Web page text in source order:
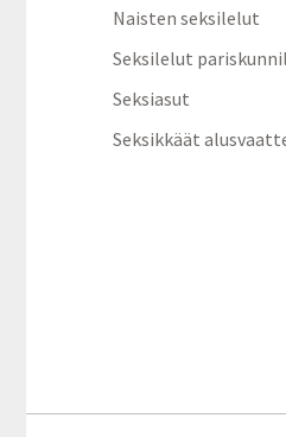
Naisten seksilelut
Seksilelut
Seksiasut
Seksikkäät